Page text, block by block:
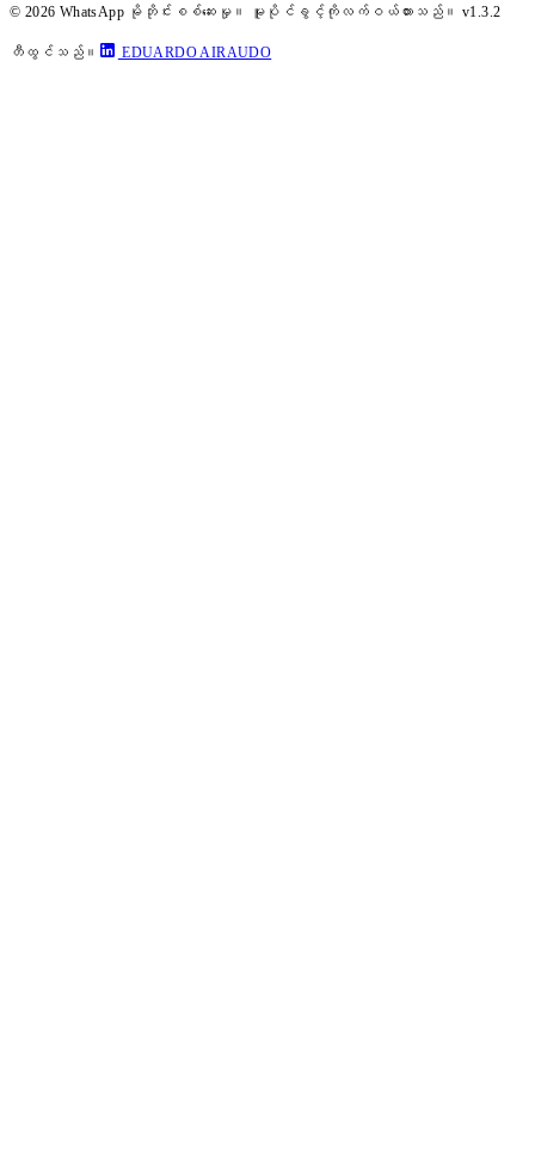
© 2026 WhatsApp မိုဘိုင်းစစ်ဆေးမှု။ မူပိုင်ခွင့်ကိုလက်ဝယ်ထားသည်။ v1.3.2
တီထွင်သည်။ EDUARDO AIRAUDO